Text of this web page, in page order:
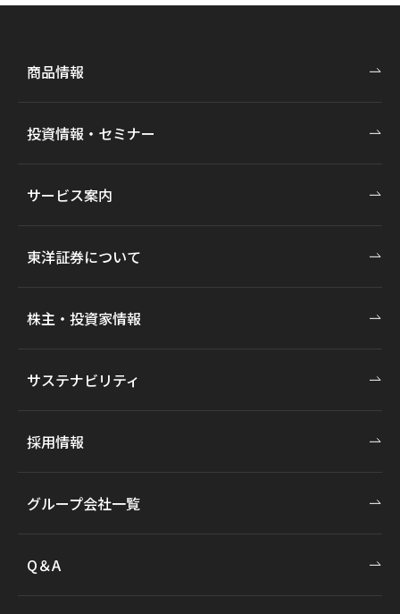
商品情報
投資情報・セミナー
サービス案内
東洋証券について
株主・投資家情報
サステナビリティ
採用情報
グループ会社一覧
Q＆A